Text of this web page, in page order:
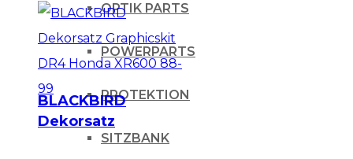
OPTIK PARTS
POWERPARTS
PROTEKTION
SITZBANK
BLACKBIRD
Dekorsatz
Graphicskit DR4